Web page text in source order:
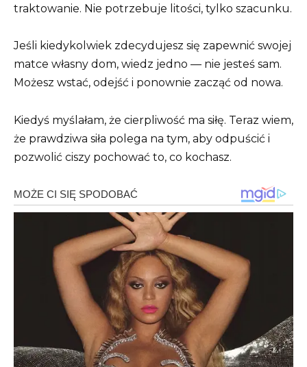
traktowanie. Nie potrzebuje litości, tylko szacunku.
Jeśli kiedykolwiek zdecydujesz się zapewnić swojej
matce własny dom, wiedz jedno — nie jesteś sam.
Możesz wstać, odejść i ponownie zacząć od nowa.
Kiedyś myślałam, że cierpliwość ma siłę. Teraz wiem,
że prawdziwa siła polega na tym, aby odpuścić i
pozwolić ciszy pochować to, co kochasz.